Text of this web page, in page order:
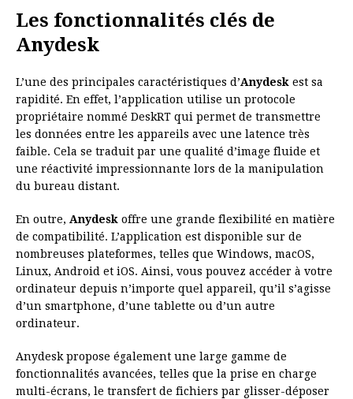
Les fonctionnalités clés de
Anydesk
L’une des principales caractéristiques d’Anydesk est sa
rapidité. En effet, l’application utilise un protocole
propriétaire nommé DeskRT qui permet de transmettre
les données entre les appareils avec une latence très
faible. Cela se traduit par une qualité d’image fluide et
une réactivité impressionnante lors de la manipulation
du bureau distant.
En outre, Anydesk offre une grande flexibilité en matière
de compatibilité. L’application est disponible sur de
nombreuses plateformes, telles que Windows, macOS,
Linux, Android et iOS. Ainsi, vous pouvez accéder à votre
ordinateur depuis n’importe quel appareil, qu’il s’agisse
d’un smartphone, d’une tablette ou d’un autre
ordinateur.
Anydesk propose également une large gamme de
fonctionnalités avancées, telles que la prise en charge
multi-écrans, le transfert de fichiers par glisser-déposer